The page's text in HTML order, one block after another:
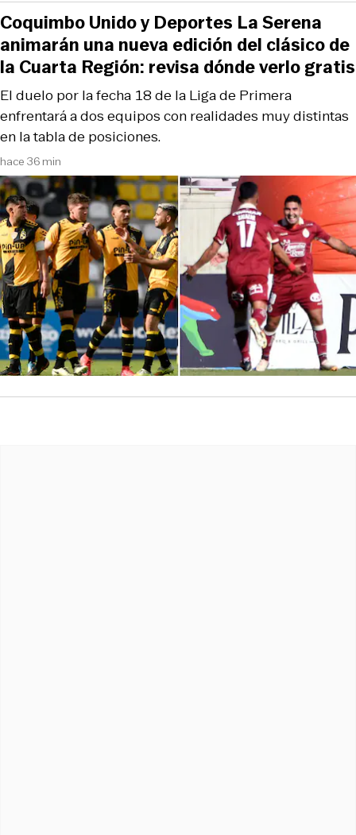
hace 36 min
El duelo por la fecha 18 de la Liga de Primera
enfrentará a dos equipos con realidades muy distintas
en la tabla de posiciones.
Coquimbo Unido y Deportes La Serena
animarán una nueva edición del clásico de
la Cuarta Región: revisa dónde verlo gratis